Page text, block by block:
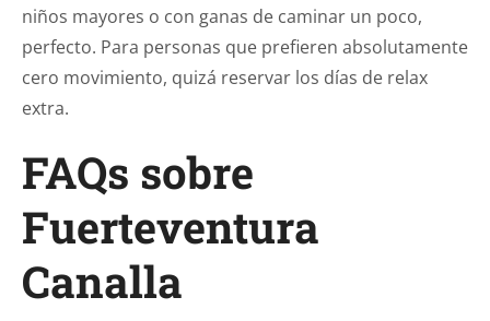
niños mayores o con ganas de caminar un poco,
perfecto. Para personas que prefieren absolutamente
cero movimiento, quizá reservar los días de relax
extra.
FAQs sobre
Fuerteventura
Canalla